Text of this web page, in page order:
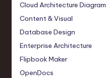
Cloud Architecture Diagram
Content & Visual
Database Design
Enterprise Architecture
Flipbook Maker
OpenDocs